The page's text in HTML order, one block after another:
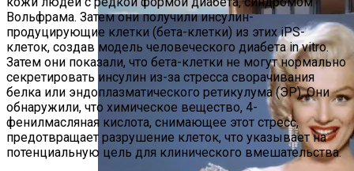
Вольфрама. Затем они получили инсулин-
продуцирующие клетки (бета-клетки) из этих iPS-
клеток, создав модель человеческого диабета in vitro.
Затем они показали, что бета-клетки не могут нормально
секретировать инсулин из-за стресса сворачивания
белка или эндоплазматического ретикулума (ЭР). Они
обнаружили, что химическое вещество, 4-
фенилмасляная кислота, снимающее этот стресс,
предотвращает разрушение клеток, что указывает на
потенциальную цель для клинического вмешательства.